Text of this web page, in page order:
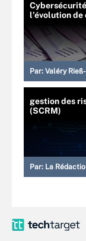
l’évolution
Par: Valéry
gestion des
(SCRM)
Par: La